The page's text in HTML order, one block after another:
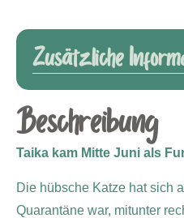
Zusätzliche
Beschreibung
Taika kam Mitte Juni als
Die hübsche Katze hat sich
Quarantäne war, mitunter